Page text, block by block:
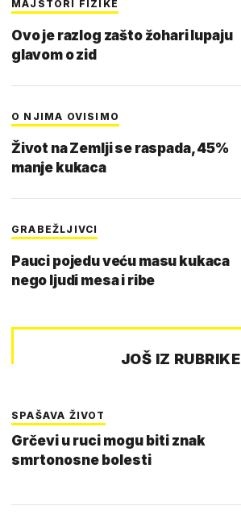
MAJSTORI FIZIKE
Ovo je razlog zašto žohari lupaju
glavom o zid
O NJIMA OVISIMO
Život na Zemlji se raspada, 45%
manje kukaca
GRABEŽLJIVCI
Pauci pojedu veću masu kukaca
nego ljudi mesa i ribe
JOŠ IZ RUBRIKE
SPAŠAVA ŽIVOT
Grčevi u ruci mogu biti znak
smrtonosne bolesti